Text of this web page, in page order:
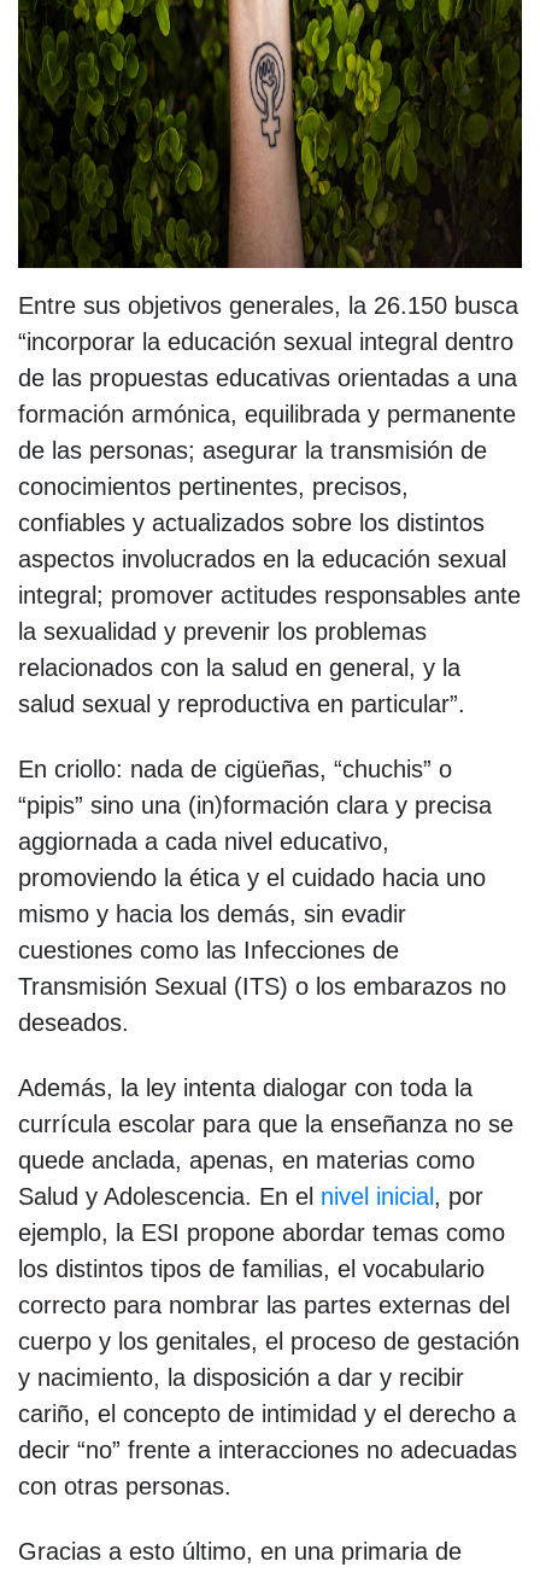
Entre sus objetivos generales, la 26.150 busca
“incorporar la educación sexual integral dentro
de las propuestas educativas orientadas a una
formación armónica, equilibrada y permanente
de las personas; asegurar la transmisión de
conocimientos pertinentes, precisos,
confiables y actualizados sobre los distintos
aspectos involucrados en la educación sexual
integral; promover actitudes responsables ante
la sexualidad y prevenir los problemas
relacionados con la salud en general, y la
salud sexual y reproductiva en particular”.
En criollo: nada de cigüeñas, “chuchis” o
“pipis” sino una (in)formación clara y precisa
aggiornada a cada nivel educativo,
promoviendo la ética y el cuidado hacia uno
mismo y hacia los demás, sin evadir
cuestiones como las Infecciones de
Transmisión Sexual (ITS) o los embarazos no
deseados.
Además, la ley intenta dialogar con toda la
currícula escolar para que la enseñanza no se
quede anclada, apenas, en materias como
Salud y Adolescencia. En el nivel inicial , por
ejemplo, la ESI propone abordar temas como
los distintos tipos de familias, el vocabulario
correcto para nombrar las partes externas del
cuerpo y los genitales, el proceso de gestación
y nacimiento, la disposición a dar y recibir
cariño, el concepto de intimidad y el derecho a
decir “no” frente a interacciones no adecuadas
con otras personas.
Gracias a esto último, en una primaria de